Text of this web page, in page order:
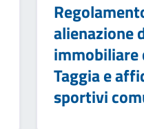
alienazione
immobiliare
Taggia e
sportivi